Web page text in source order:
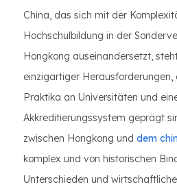
China, das sich mit der
Hochschulbildung in der
Hongkong auseinandersetzt,
einzigartiger Herausforderungen,
Praktika an Universitäten und
Akkreditierungssystem geprägt
zwischen Hongkong und dem
komplex und von historischen
Unterschieden und